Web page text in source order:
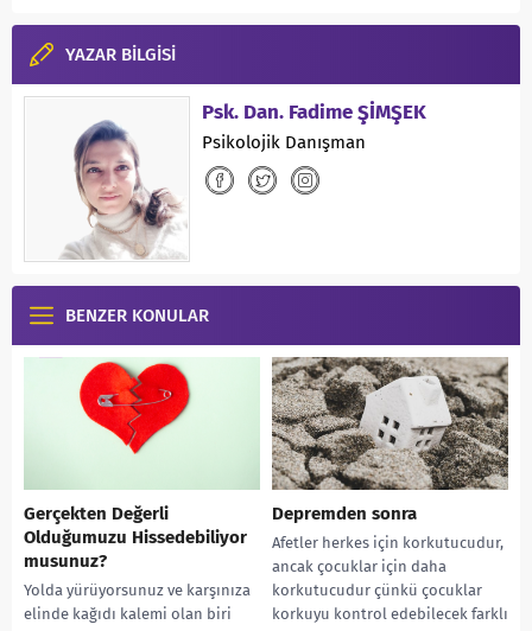
YAZAR BİLGİSİ
Psk. Dan. Fadime ŞİMŞEK
Psikolojik Danışman
BENZER KONULAR
Gerçekten Değerli
Olduğumuzu Hissedebiliyor
musunuz?
Yolda yürüyorsunuz ve karşınıza
elinde kağıdı kalemi olan biri
Depremden sonra
Afetler herkes için korkutucudur,
ancak çocuklar için daha
korkutucudur çünkü çocuklar
korkuyu kontrol edebilecek farklı